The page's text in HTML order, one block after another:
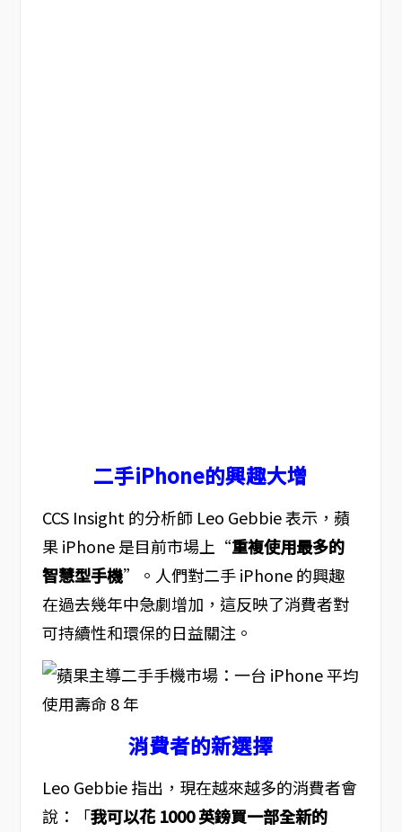
二手iPhone的興趣大增
CCS Insight 的分析師 Leo Gebbie 表示，蘋
果 iPhone 是目前市場上“重複使用最多的
智慧型手機”。人們對二手 iPhone 的興趣
在過去幾年中急劇增加，這反映了消費者對
可持續性和環保的日益關注。
消費者的新選擇
Leo Gebbie 指出，現在越來越多的消費者會
說：「我可以花 1000 英鎊買一部全新的